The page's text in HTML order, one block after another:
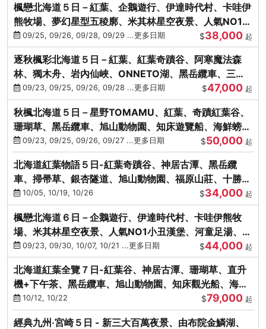
楓戀北海道５日－紅葉、企鵝遊行、伊達時代村、卡哇伊
熊牧場、夢幻星型五稜廓、米其林星空夜景、人氣NO1小
丑漢堡、洞爺花火
09/25, 09/26, 09/28, 09/29 ...更多日期 $38,000 起
逐秋楓彩北海道５日－紅葉、紅葉奇蹟谷、阿寒魔法森
林、獨木舟、岩內仙峽、ONNETO湖、黑岳纜車、三國
峠、豐平峽、螃蟹溫泉
09/23, 09/25, 09/26, 09/28 ...更多日期 $47,000 起
秋楓北海道５日－星野TOMAMU、紅葉、奇蹟紅葉谷、
珊瑚草、黑岳纜車、旭山動物園、知床遊覽船、海鮮螃蟹
和牛吃到飽
09/23, 09/25, 09/26, 09/27 ...更多日期 $50,000 起
北海道紅葉物語５日-紅葉奇蹟谷、神居古潭、黑岳纜
車、掃帚草、銀杏隧道、旭山動物園、福原山莊、十勝牧
場、冰的美術館
10/05, 10/19, 10/26 $34,000 起
楓戀北海道６日－企鵝遊行、伊達時代村、卡哇伊熊牧
場、米其林星空夜景、人氣NO1小丑漢堡、河童足湯、奇
幻燈遊步道、洞爺花火
09/23, 09/30, 10/07, 10/21 ...更多日期 $44,000 起
北海道紅葉全覽７日-紅葉谷、神居古潭、珊瑚草、直升
機+下午茶、黑岳纜車、旭山動物園、知床觀光船、海膽
涮涮鍋(不進免稅店)
10/12, 10/22 $79,000 起
經典九州‧宮崎５日 - 新三大百萬夜景、由布院金鱗湖、